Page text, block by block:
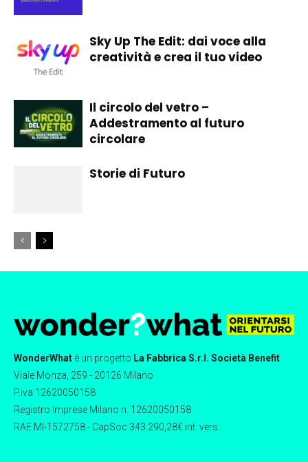
Sky Up The Edit: dai voce alla
creatività e crea il tuo video
Il circolo del vetro –
Addestramento al futuro
circolare
Storie di Futuro
WonderWhat è un progetto La Fabbrica S.r.l. Società Benefit
Viale Monza, 259 - 20126 Milano
P.iva 12620050158
Registro Imprese Milano n. 12620050158
RAE MI-1572758 - CapSoc 343.290,28€ int. vers.